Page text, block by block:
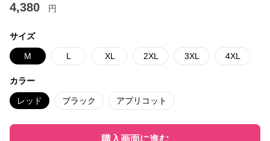
4,380 円
サイズ
M L XL 2XL 3XL 4XL
カラー
レッド ブラック アプリコット
購入画面に進む